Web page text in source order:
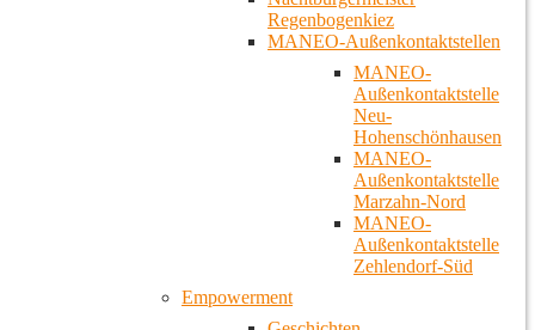
Regenbogenkiez
MANEO-Außenkontaktstellen
MANEO-
Außenkontaktstelle
Neu-
Hohenschönhausen
MANEO-
Außenkontaktstelle
Marzahn-Nord
MANEO-
Außenkontaktstelle
Zehlendorf-Süd
Empowerment